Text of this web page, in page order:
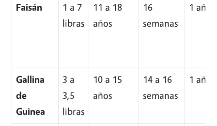
Faisán
1 a 7
libras
11 a 18
años
16
semanas
1 año
Gallina
de
Guinea
3 a
3,5
libras
10 a 15
años
14 a 16
semanas
1 año